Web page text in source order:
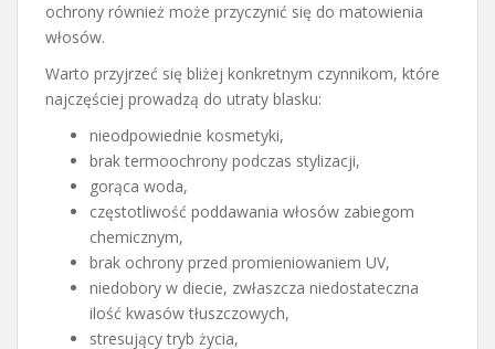
ochrony również może przyczynić się do matowienia
włosów.
Warto przyjrzeć się bliżej konkretnym czynnikom, które
najczęściej prowadzą do utraty blasku:
nieodpowiednie kosmetyki,
brak termoochrony podczas stylizacji,
gorąca woda,
częstotliwość poddawania włosów zabiegom
chemicznym,
brak ochrony przed promieniowaniem UV,
niedobory w diecie, zwłaszcza niedostateczna
ilość kwasów tłuszczowych,
stresujący tryb życia,